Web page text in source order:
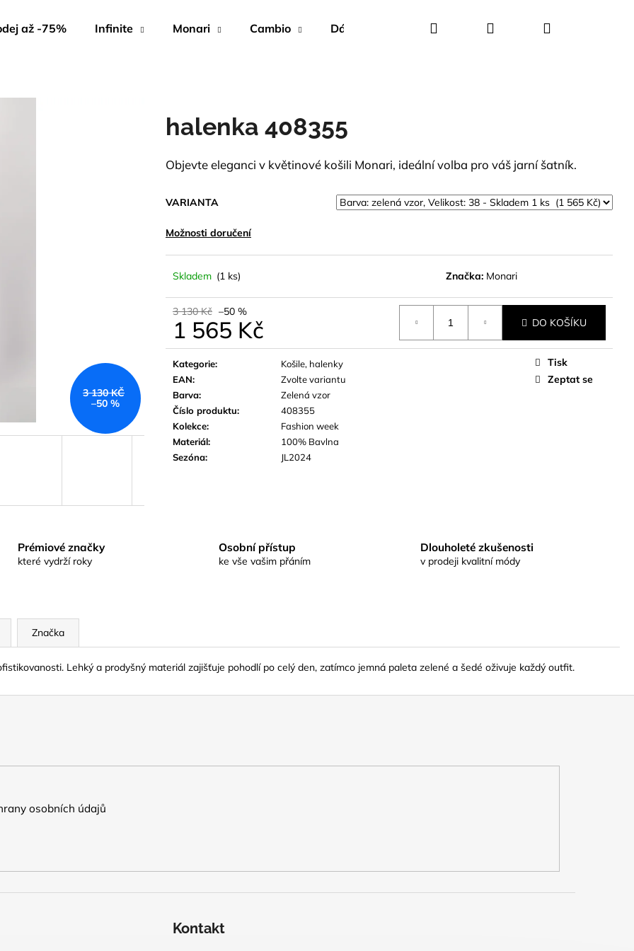
až -75% Infinite Monari Cambio Dárkové poukazy Creenstone
Hledat PřihlášeníNákupní
halenka 408355
Objevte eleganci v květinové košili Monari, ideální volba pro váš jarní šatník.
VARIANTA
Možnosti doručení
Skladem (1 ks) Značka: Monari
3 130 Kč –50 %
1 565 Kč
Měrná
cena:
DO KOŠÍKU
Kategorie:
Košile, halenky
EAN:
Zvolte variantu
Barva:
Zelená vzor
Číslo produktu:
408355
Kolekce:
Fashion week
Materiál:
100% Bavlna
Sezóna: JL2024
Tisk
Zeptat se
3 130 KČ
–50 %
Prémiové značky
které vydrží roky
Osobní přístup
ke vše vašim přáním
Dlouholeté zkušenosti
v prodeji kvalitní módy
Značka
Lehký a prodyšný materiál zajišťuje pohodlí po celý den, zatímco jemná paleta zelené a šedé oživuje každý outfit.
HLEDAT
osobních údajů
Kontakt